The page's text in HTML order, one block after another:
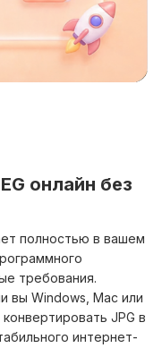
онлайн без
полностью в вашем
требования.
вы Windows, Mac или
JPG в
интернет-